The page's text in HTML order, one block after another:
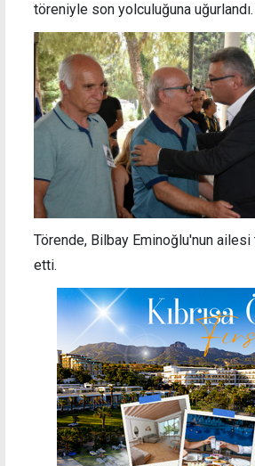
töreniyle son yolculuğuna uğurlandı.
Törende, Bilbay Eminoğlu'nun
etti.